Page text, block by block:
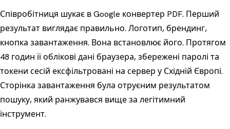
Співробітниця шукає в Google конвертер PDF. Перший
результат виглядає правильно. Логотип, брендинг,
кнопка завантаження. Вона встановлює його. Протягом
48 годин її облікові дані браузера, збережені паролі та
токени сесій ексфільтровані на сервер у Східній Європі.
Сторінка завантаження була отруєним результатом
пошуку, який ранжувався вище за легітимний
інструмент.